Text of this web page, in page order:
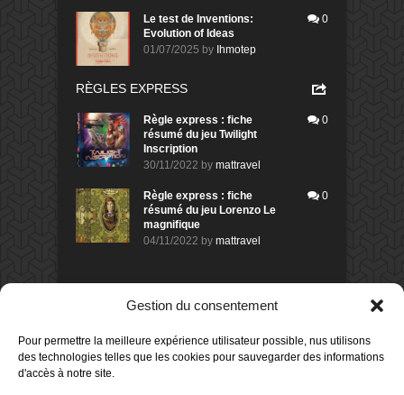
Gestion du consentement
Pour permettre la meilleure expérience utilisateur possible, nus utilisons
des technologies telles que les cookies pour sauvegarder des informations
d'accès à notre site.
Le test de Inventions:
Evolution of Ideas
01/07/2025 by Ihmotep
0
RÈGLES EXPRESS
Règle express : fiche
résumé du jeu Twilight
Inscription
30/11/2022 by mattravel
0
Règle express : fiche
résumé du jeu Lorenzo Le
magnifique
04/11/2022 by mattravel
0
DERNIERS AVIS DES MEMBRES
Avis de morlockbob
Sur le jeu Collect!
il y a 8 heures